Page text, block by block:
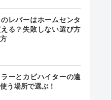
のレバーはホームセンタ
る？失敗しない選び方
ーとカビハイターの違
う場所で選ぶ！